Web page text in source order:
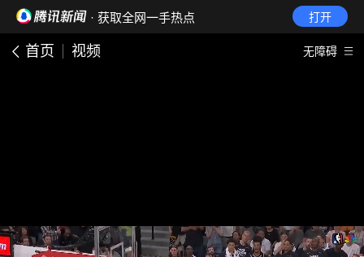
· 获取全网一手热点 打开
首页 视频 无障碍